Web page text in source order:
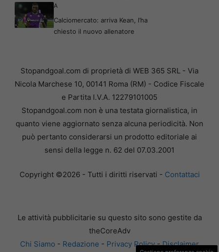
A
Calciomercato: arriva Kean, l’ha
chiesto il nuovo allenatore
Stopandgoal.com di proprietà di WEB 365 SRL - Via
Nicola Marchese 10, 00141 Roma (RM) - Codice Fiscale
e Partita I.V.A. 12279101005
Stopandgoal.com non è una testata giornalistica, in
quanto viene aggiornato senza alcuna periodicità. Non
può pertanto considerarsi un prodotto editoriale ai
sensi della legge n. 62 del 07.03.2001
Copyright ©2026 - Tutti i diritti riservati - Contattaci
Le attività pubblicitarie su questo sito sono gestite da
theCoreAdv
Chi Siamo - Redazione - Privacy Policy-Disclaimer